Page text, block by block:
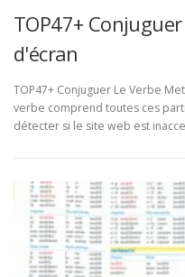
TOP47+
d'écran
TOP47+ Conjuguer Le Verbe
verbe comprend toutes ces
détecter si le site web est